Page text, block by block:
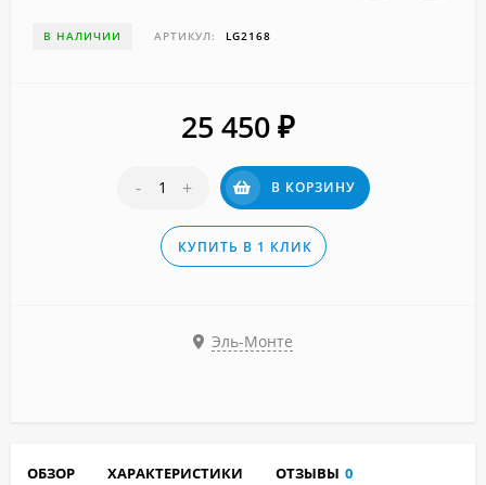
В НАЛИЧИИ АРТИКУЛ: LG2168
25 450 ₽
- + В КОРЗИНУ
КУПИТЬ В 1 КЛИК
Эль-Монте
ОБЗОР ХАРАКТЕРИСТИКИ ОТЗЫВЫ 0